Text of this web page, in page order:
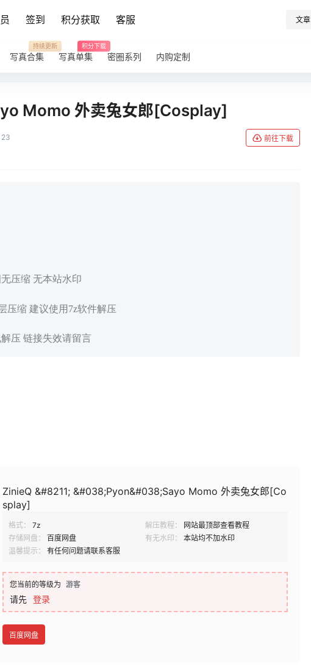
签到 积分获取 客服 文章
写真合集
持续更新
写真单集
积分下载
密圈系列 内购定制
Momo 外卖兔女郎[Cosplay]
23 前往下载
压缩 无本站水印
压缩 建议使用7z软件解压
压 链接失效请留言
ZinieQ &#8211; &#038;Pyon&#038;Sayo Momo 外卖兔女郎[Co
splay]
格式： 7z 解压教程：
网站最顶部查看教程
存储网盘：
百度网盘 有无水印：
本站均不加水印
温馨提示：
有任何问题请联系客服
您当前的等级为 游客
请先 登录
百度网盘